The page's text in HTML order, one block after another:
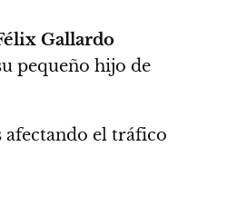
Gallardo
pequeño hijo de
afectando el tráfico